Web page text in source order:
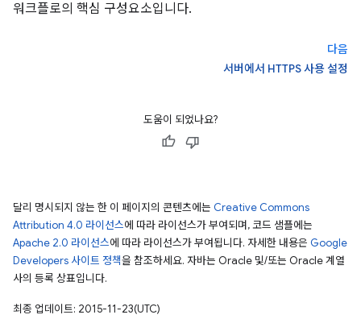
워크플로의 핵심 구성요소입니다.
다음
서버에서 HTTPS 사용 설정
도움이 되었나요?
달리 명시되지 않는 한 이 페이지의 콘텐츠에는 Creative Commons
Attribution 4.0 라이선스에 따라 라이선스가 부여되며, 코드 샘플에는
Apache 2.0 라이선스에 따라 라이선스가 부여됩니다. 자세한 내용은 Google
Developers 사이트 정책을 참조하세요. 자바는 Oracle 및/또는 Oracle 계열
사의 등록 상표입니다.
최종 업데이트: 2015-11-23(UTC)